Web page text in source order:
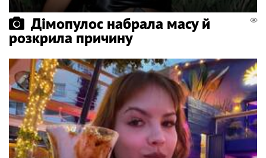
Дімопулос набрала масу й
розкрила причину